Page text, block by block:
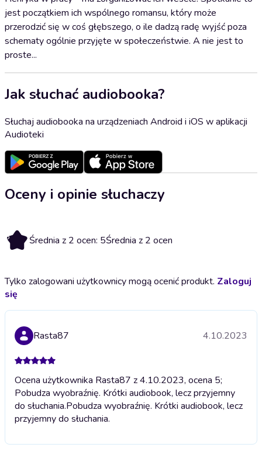
jest początkiem ich wspólnego romansu, który może
przerodzić się w coś głębszego, o ile dadzą radę wyjść poza
schematy ogólnie przyjęte w społeczeństwie. A nie jest to
proste...
Jak słuchać audiobooka?
Słuchaj audiobooka na urządzeniach Android i iOS w aplikacji
Audioteki
Oceny i opinie słuchaczy
5 Średnia z 2 ocen: 5Średnia z 2 ocen
Tylko zalogowani użytkownicy mogą ocenić produkt. Zaloguj
się
Rasta87 4.10.2023
Ocena użytkownika Rasta87 z 4.10.2023, ocena 5;
Pobudza wyobraźnię. Krótki audiobook, lecz przyjemny
do słuchania.Pobudza wyobraźnię. Krótki audiobook, lecz
przyjemny do słuchania.